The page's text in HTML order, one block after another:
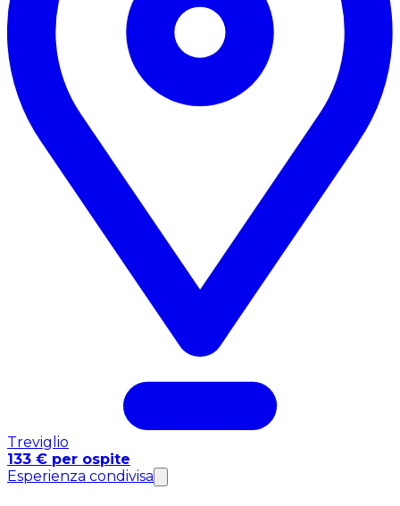
Treviglio
133 € per ospite
Esperienza condivisa